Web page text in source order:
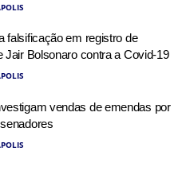
falsificação em registro de
Jair Bolsonaro contra a Covid-19
vendas de emendas por